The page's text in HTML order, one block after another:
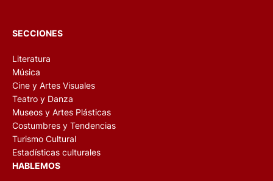
SECCIONES
Literatura
Música
Cine y Artes Visuales
Teatro y Danza
Museos y Artes Plásticas
Costumbres y Tendencias
Turismo Cultural
Estadísticas culturales
HABLEMOS